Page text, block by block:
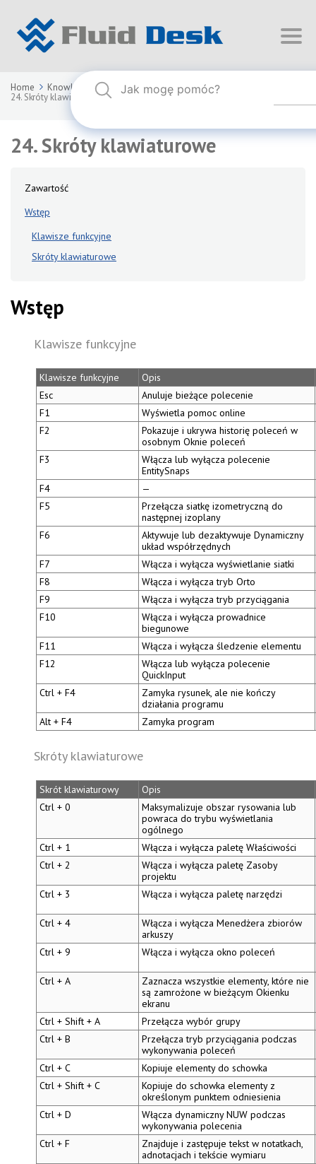
Home Knowledge Base
FLUID DESK BIM 2026
24. Skróty klawiaturowe
24. Skróty klawiaturowe
Zawartość
Wstęp
Klawisze funkcyjne
Skróty klawiaturowe
Wstęp
Klawisze funkcyjne
Klawisze funkcyjne
Opis
Esc
Anuluje bieżące polecenie
F1
Wyświetla pomoc online
F2
Pokazuje i ukrywa historię poleceń w
osobnymOknie poleceń
F3
Włącza lub wyłącza polecenie
EntitySnaps
F4
—
F5
Przełącza siatkę izometryczną do
następnej izoplany
F6
Aktywuje lub dezaktywujeDynamiczny
układ współrzędnych
F7
Włącza i wyłącza wyświetlanie siatki
F8
Włącza i wyłącza tryb Orto
F9
Włącza i wyłącza tryb przyciągania
F10
Włącza i wyłączaprowadnice
biegunowe
F11
Włącza i wyłączaśledzenie elementu
F12
Włącza lub wyłącza polecenie
QuickInput
Ctrl + F4
Zamyka rysunek, ale nie kończy
działania programu
Alt + F4
Zamyka program
Skróty klawiaturowe
Skrót klawiaturowy
Opis
Ctrl + 0
Maksymalizuje obszar rysowania lub
powraca do trybu wyświetlania
ogólnego
Ctrl + 1
Włącza i wyłączapaletę Właściwości
Ctrl + 2
Włącza i wyłączapaletę Zasoby
projektu
Ctrl + 3
Włącza i wyłączapaletę narzędzi
Ctrl + 4 Włącza i wyłączaMenedżera zbiorów
arkuszy
Ctrl + 9
Włącza i wyłączaokno poleceń
Ctrl + A
Zaznacza wszystkie elementy, które nie
są zamrożone w bieżącym Okienku
ekranu
Ctrl + Shift + A
Przełącza wybór grupy
Ctrl + B
Przełącza tryb przyciągania podczas
wykonywania poleceń
Ctrl + C
Kopiuje elementy do schowka
Ctrl + Shift + C
Kopiuje do schowka elementy z
określonym punktem odniesienia
Ctrl + D
Włącza dynamiczny NUW podczas
wykonywania polecenia
Ctrl + F
Znajduje i zastępuje tekst w notatkach,
adnotacjach i tekście wymiaru